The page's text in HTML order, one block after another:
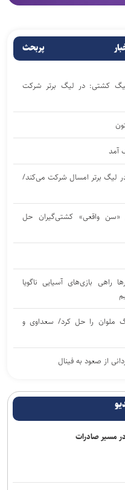
پربحث
کشتی: در لیگ برتر شرکت
آمد
در لیگ برتر امسال شرکت می‌کند/
«سن واقعی» کشتی‌گیران حل
راهی بازی‌های آسیایی ناگویا
ملوان را حل کرد/ سعداوی و
از صعود به فینال
تیم تارتار بالاخره گل
مدیرعامل و اعضای هیات
در مسیر صادرات